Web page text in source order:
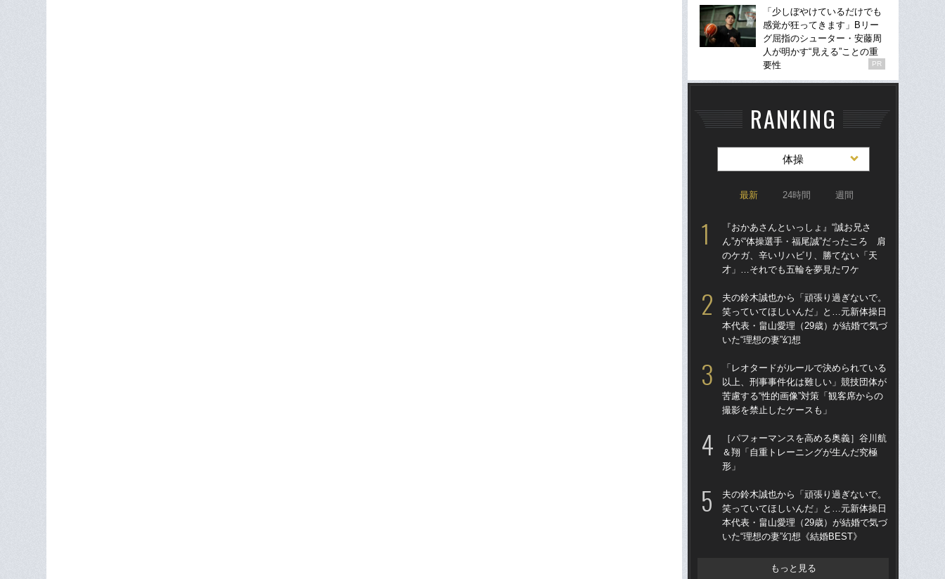
「少しぼやけているだけでも
感覚が狂ってきます」Bリー
グ屈指のシューター・安藤周
人が明かす“見える”ことの重
要性
PR
RANKING
体操
最新 24時間 週間
『おかあさんといっしょ』“誠お兄さ
ん”が“体操選手・福尾誠”だったころ 肩
のケガ、辛いリハビリ、勝てない「天
才」…それでも五輪を夢見たワケ
夫の鈴木誠也から「頑張り過ぎないで。
笑っていてほしいんだ」と…元新体操日
本代表・畠山愛理（29歳）が結婚で気づ
いた“理想の妻”幻想
「レオタードがルールで決められている
以上、刑事事件化は難しい」競技団体が
苦慮する“性的画像”対策「観客席からの
撮影を禁止したケースも」
［パフォーマンスを高める奥義］谷川航
＆翔「自重トレーニングが生んだ究極
形」
夫の鈴木誠也から「頑張り過ぎないで。
笑っていてほしいんだ」と…元新体操日
本代表・畠山愛理（29歳）が結婚で気づ
いた“理想の妻”幻想《結婚BEST》
もっと見る